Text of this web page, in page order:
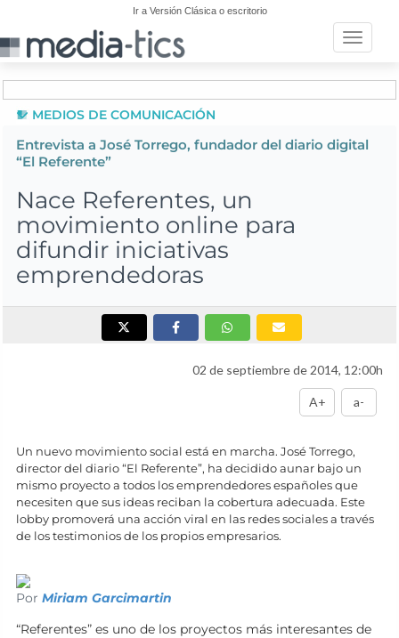
Ir a Versión Clásica o escritorio
Toggle
MEDIOS DE COMUNICACIÓN
Entrevista a José Torrego, fundador del diario digital
“El Referente”
Nace Referentes, un
movimiento online para
difundir iniciativas
emprendedoras
02 de septiembre de 2014, 12:00h
A+ a-
Un nuevo movimiento social está en marcha. José Torrego,
director del diario “El Referente”, ha decidido aunar bajo un
mismo proyecto a todos los emprendedores españoles que
necesiten que sus ideas reciban la cobertura adecuada. Este
lobby promoverá una acción viral en las redes sociales a través
de los testimonios de los propios empresarios.
Por Miriam Garcimartin
“Referentes” es uno de los proyectos más interesantes de